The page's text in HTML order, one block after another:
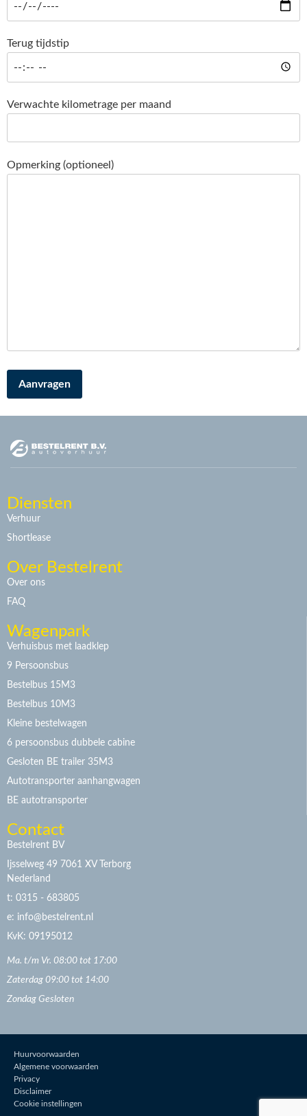
Terug tijdstip
Verwachte kilometrage per maand
Opmerking (optioneel)
Diensten
Verhuur
Shortlease
Over Bestelrent
Over ons
FAQ
Wagenpark
Verhuisbus met laadklep
9 Persoonsbus
Bestelbus 15M3
Bestelbus 10M3
Kleine bestelwagen
6 persoonsbus dubbele cabine
Gesloten BE trailer 35M3
Autotransporter aanhangwagen
BE autotransporter
Contact
Bestelrent BV
Ijsselweg 49 7061 XV Terborg
Nederland
t: 0315 - 683805
e: info@bestelrent.nl
KvK: 09195012
Ma. t/m Vr. 08:00 tot 17:00
Zaterdag 09:00 tot 14:00
Zondag Gesloten
Huurvoorwaarden
Algemene voorwaarden
Privacy
Disclaimer
Cookie instellingen